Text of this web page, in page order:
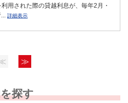
用された際の貸越利息が、毎年2月・
詳細表示
≫
探す